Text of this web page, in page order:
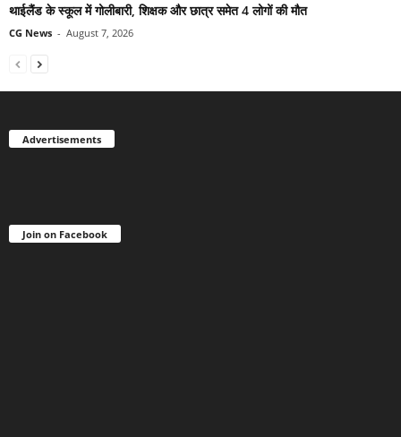
थाईलैंड के स्कूल में गोलीबारी, शिक्षक और छात्र समेत 4 लोगों की मौत
CG News - August 7, 2026
Advertisements
Join on Facebook